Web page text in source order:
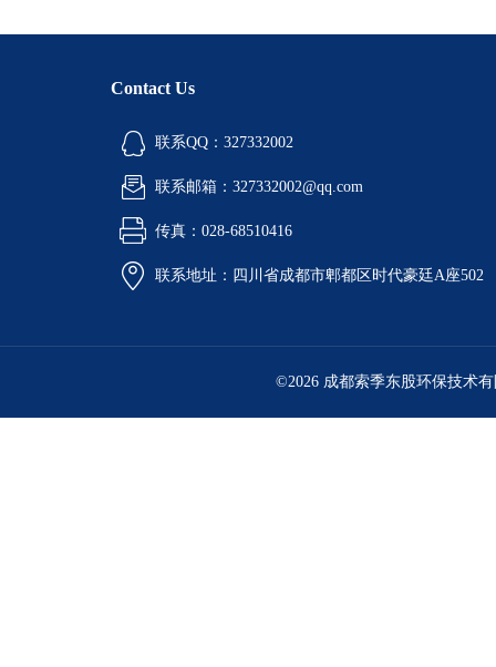
Contact Us
联系QQ：327332002
联系邮箱：327332002@qq.com
传真：028-68510416
联系地址：四川省成都市郫都区时代豪廷A座502
©2026 成都索季东股环保技术